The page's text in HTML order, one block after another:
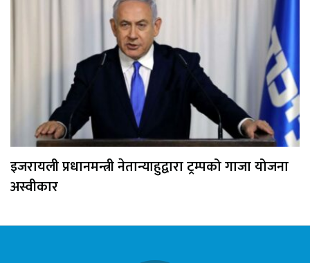
इजरायली प्रधानमन्त्री नेतान्याहुद्वारा ट्रम्पको गाजा योजना
अस्वीकार